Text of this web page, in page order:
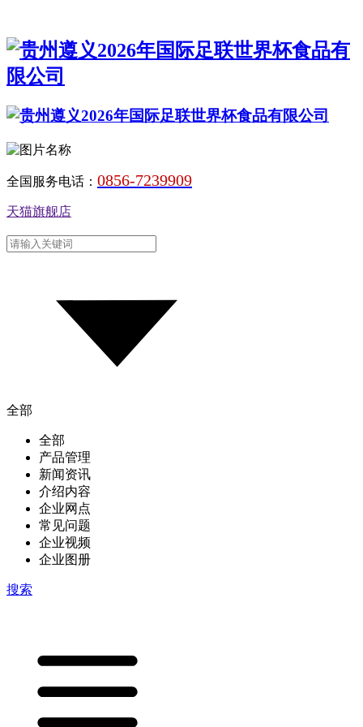
全国服务电话： 0856-7239909
天猫旗舰店
全部
全部
产品管理
新闻资讯
介绍内容
企业网点
常见问题
企业视频
企业图册
搜索